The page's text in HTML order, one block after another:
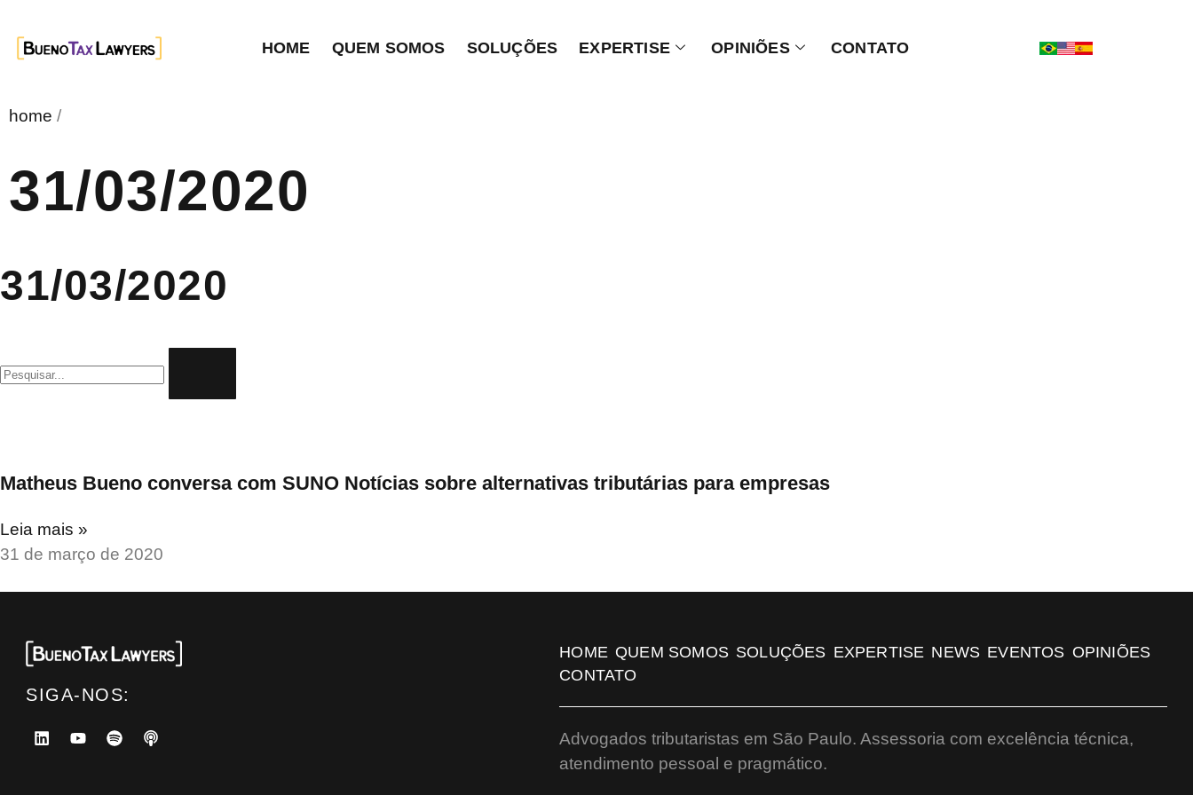
HOME QUEM SOMOS SOLUÇÕES EXPERTISE OPINIÕES CONTATO
home /
31/03/2020
31/03/2020
Matheus Bueno conversa com SUNO Notícias sobre alternativas tributárias para empresas
Leia mais »
31 de março de 2020
SIGA-NOS:
HOME QUEM SOMOS SOLUÇÕES EXPERTISE NEWS EVENTOS OPINIÕES
CONTATO
Advogados tributaristas em São Paulo. Assessoria com excelência técnica,
atendimento pessoal e pragmático.